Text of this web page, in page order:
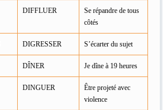
DIFFLUER
Se répandre de tous
côtés
DIGRESSER S’écarter du sujet
DÎNER Je dîne à 19 heures
DINGUER
Être projeté avec
violence